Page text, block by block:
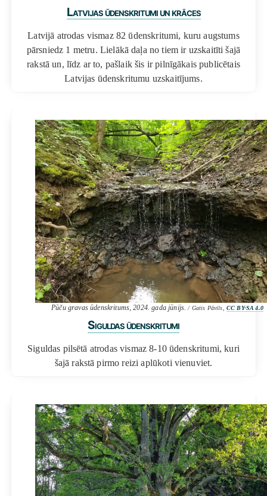
Latvijas ūdenskritumi un krāces
Latvijā atrodas vismaz 82 ūdenskritumi, kuru augstums
pārsniedz 1 metru. Lielākā daļa no tiem ir uzskaitīti šajā
rakstā un, līdz ar to, pašlaik šis ir pilnīgākais publicētais
Latvijas ūdenskritumu uzskaitījums.
Pūču gravas ūdenskritums, 2024. gada jūnijs./ Gatis Pāvils, CC BY-SA 4.0
Siguldas ūdenskritumi
Siguldas pilsētā atrodas vismaz 8-10 ūdenskritumi, kuri
šajā rakstā pirmo reizi aplūkoti vienuviet.